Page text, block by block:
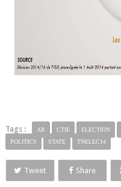
Tags : AR CTIE ELECTION
POLITICS
STATE TNELEC14
Tweet Share